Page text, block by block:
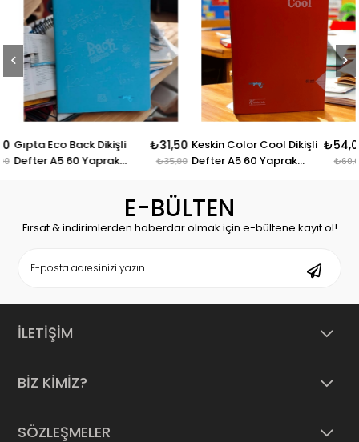
Gıpta Eco Back Dikişli
Defter A5 60 Yaprak
₺31,50
₺35,00
Keskin Color Cool Dikişli
Defter A5 60 Yaprak
₺54,00
₺60,00
E-BÜLTEN
Fırsat & indirimlerden haberdar olmak için e-bültene kayıt ol!
İLETİŞİM
BİZ KİMİZ?
SÖZLEŞMELER